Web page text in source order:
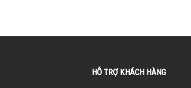
HỖ TRỢ KHÁCH HÀNG